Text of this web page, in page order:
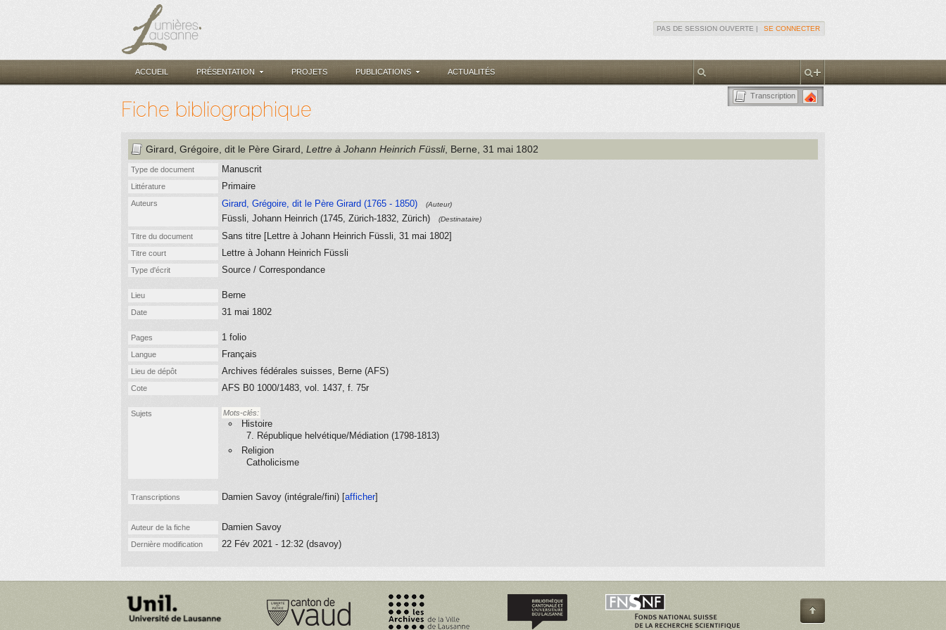
PAS DE SESSION OUVERTE | SE CONNECTER
ACCUEIL PRÉSENTATION PROJETS PUBLICATIONS ACTUALITÉS
Transcription
Fiche bibliographique
Girard, Grégoire, dit le Père Girard Lettre à Johann Heinrich Füssli, Berne , 31 mai 1802
Type de document Manuscrit
Littérature Primaire
Auteurs Girard, Grégoire, dit le Père Girard (1765 - 1850) (Auteur)
Füssli, Johann Heinrich (1745, Zürich-1832, Zürich) (Destinataire)
Titre du document Sans titre [Lettre à Johann Heinrich Füssli, 31 mai 1802]
Titre court Lettre à Johann Heinrich Füssli
Type d'écrit Source / Correspondance
Lieu Berne
Date 31 mai 1802
Pages 1 folio
Langue Français
Lieu de dépôt Archives fédérales suisses, Berne (AFS)
Cote AFS B0 1000/1483, vol. 1437, f. 75r
Sujets Mots-clés:
Histoire
7. République helvétique/Médiation (1798-1813)
Religion
Catholicisme
Transcriptions Damien Savoy (intégrale/fini) [afficher]
Auteur de la fiche Damien Savoy
Dernière modification 22 Fév 2021 - 12:32 (dsavoy)